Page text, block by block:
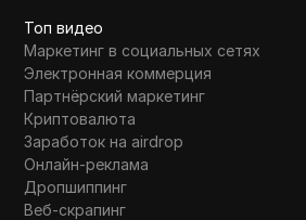
Топ видео
Маркетинг в социальных сетях
Электронная коммерция
Партнёрский маркетинг
Криптовалюта
Заработок на airdrop
Онлайн-реклама
Дропшиппинг
Веб-скрапинг